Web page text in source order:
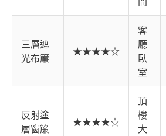
三層遮
光布簾
★★★★☆
客
廳
臥
室
反射塗
層窗簾
★★★★☆
頂
樓
大